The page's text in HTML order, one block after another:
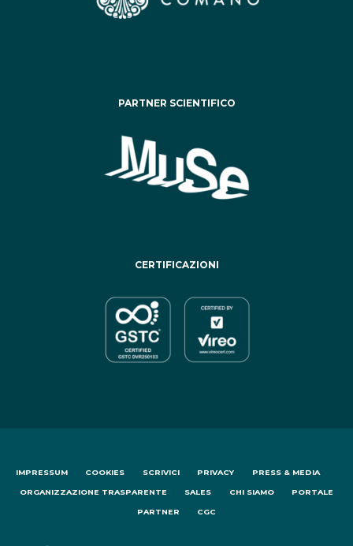
PARTNER SCIENTIFICO
CERTIFICAZIONI
IMPRESSUM COOKIES SCRIVICI PRIVACY PRESS & MEDIA
ORGANIZZAZIONE TRASPARENTE SALES CHI SIAMO PORTALE
PARTNER CGC